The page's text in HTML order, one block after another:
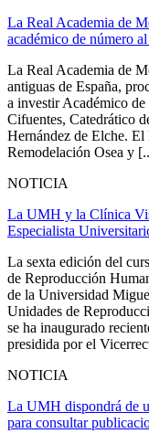
La Real Academia de
académico de número
La Real Academia de
antiguas de España,
a investir Académico
Cifuentes, Catedrático
Hernández de Elche. El
Remodelación Osea y
NOTICIA
La UMH y la Clínica
Especialista
La sexta edición del
de Reproducción
de la Universidad
Unidades de
se ha inaugurado
presidida por el
NOTICIA
La UMH dispondrá de
para consultar